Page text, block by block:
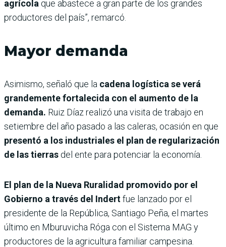
agrícola que abastece a gran parte de los grandes
productores del país”, remarcó.
Mayor demanda
Asimismo, señaló que la cadena logística se verá
grandemente fortalecida con el aumento de la
demanda. Ruiz Díaz realizó una visita de trabajo en
setiembre del año pasado a las caleras, ocasión en que
presentó a los industriales el plan de regularización
de las tierras del ente para potenciar la economía.
El plan de la Nueva Ruralidad promovido por el
Gobierno a través del Indertfue lanzado por el
presidente de la República, Santiago Peña, el martes
último en Mburuvicha Róga con el Sistema MAG y
productores de la agricultura familiar campesina.